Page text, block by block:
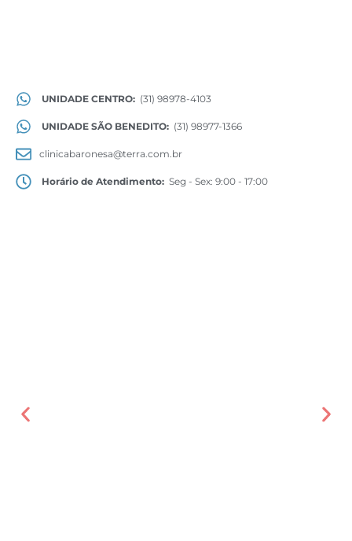
UNIDADE CENTRO: (31) 98978-4103
UNIDADE SÃO BENEDITO: (31) 98977-1366
clinicabaronesa@terra.com.br
Horário de Atendimento: Seg - Sex: 9:00 - 17:00